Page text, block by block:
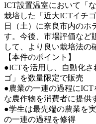
ICT設置温室において「
栽培した「近大ICTイチ
日（土）に奈良市内のホ
す。今後、市場評価など
して、より良い栽培法の
【本件のポイント】
●ICTを活用し、自動化
ゴ」を数量限定で販売
●農業の一連の過程に
な農作物を消費者に提供
●学生は最先端の農業を
の一連の過程を修得